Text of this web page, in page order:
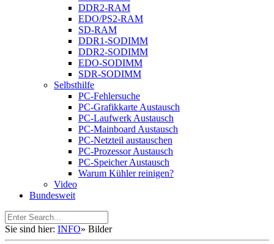
DDR2-RAM
EDO/PS2-RAM
SD-RAM
DDR1-SODIMM
DDR2-SODIMM
EDO-SODIMM
SDR-SODIMM
Selbsthilfe
PC-Fehlersuche
PC-Grafikkarte Austausch
PC-Laufwerk Austausch
PC-Mainboard Austausch
PC-Netzteil austauschen
PC-Prozessor Austausch
PC-Speicher Austausch
Warum Kühler reinigen?
Video
Bundesweit
Sie sind hier: INFO» Bilder